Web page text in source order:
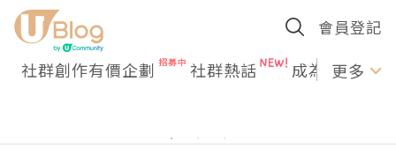
會員登記
社群創作有價企劃 社群熱話 成為U更多